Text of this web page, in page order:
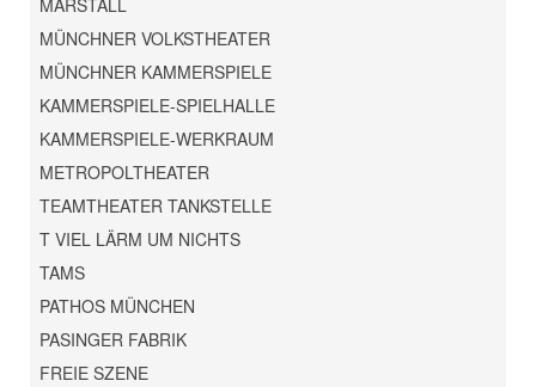
MARSTALL
MÜNCHNER VOLKSTHEATER
MÜNCHNER KAMMERSPIELE
KAMMERSPIELE-SPIELHALLE
KAMMERSPIELE-WERKRAUM
METROPOLTHEATER
TEAMTHEATER TANKSTELLE
T VIEL LÄRM UM NICHTS
TAMS
PATHOS MÜNCHEN
PASINGER FABRIK
FREIE SZENE